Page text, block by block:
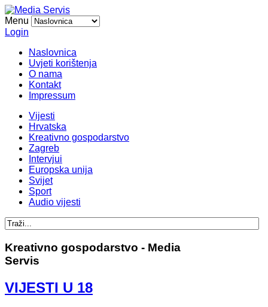
Menu
Login
Naslovnica
Uvjeti korištenja
O nama
Kontakt
Impressum
Vijesti
Hrvatska
Kreativno gospodarstvo
Zagreb
Intervjui
Europska unija
Svijet
Sport
Audio vijesti
Kreativno gospodarstvo - Media
Servis
VIJESTI U 18